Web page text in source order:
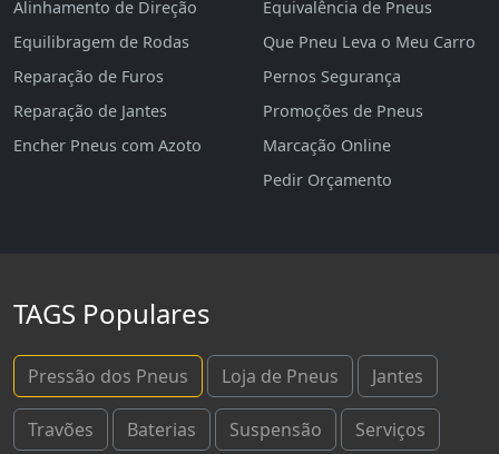
Alinhamento de Direção
Equilibragem de Rodas
Reparação de Furos
Reparação de Jantes
Encher Pneus com Azoto
Equivalência de Pneus
Que Pneu Leva o Meu Carro
Pernos Segurança
Promoções de Pneus
Marcação Online
Pedir Orçamento
TAGS Populares
Pressão dos Pneus Loja de Pneus Jantes
Travões Baterias Suspensão Serviços